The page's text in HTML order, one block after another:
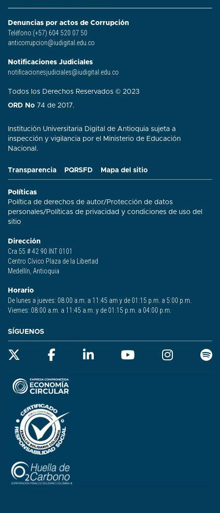
Transparencia PQRSFD Mapa del sitio
Políticas
Política de derechos de autor/ Protección de datos
personales/ Políticas de privacidad y condiciones de uso del
sitio​
Dirección
Cra 55 # 42 90 INT 0101
Centro Cívico Plaza de la Libertad
Medellín, Antioquia
Horario
De lunes a jueves: 08:00 a.m. a 11:45 am y de 01:15 p.m. a 5:00 p.m.
Viernes: 08:00 a.m. a 11:45 a.m. y de 01:15 p.m. a 04:00 p.m.
Denuncias por actos de Corrupción
Teléfono:(+57) 604 520 07 50
anticorrupcion@iudigital.edu.co
Notificaciones Judiciales
notificacionesjudiciales@iudigital.edu.co
Todos los Derechos Reservados © 2023
ORD No 74 de 2017.
Institución Universitaria Digital de Antioquia sujeta a
inspección y vigilancia por el Ministerio de Educación
Nacional.
SÍGUENOS